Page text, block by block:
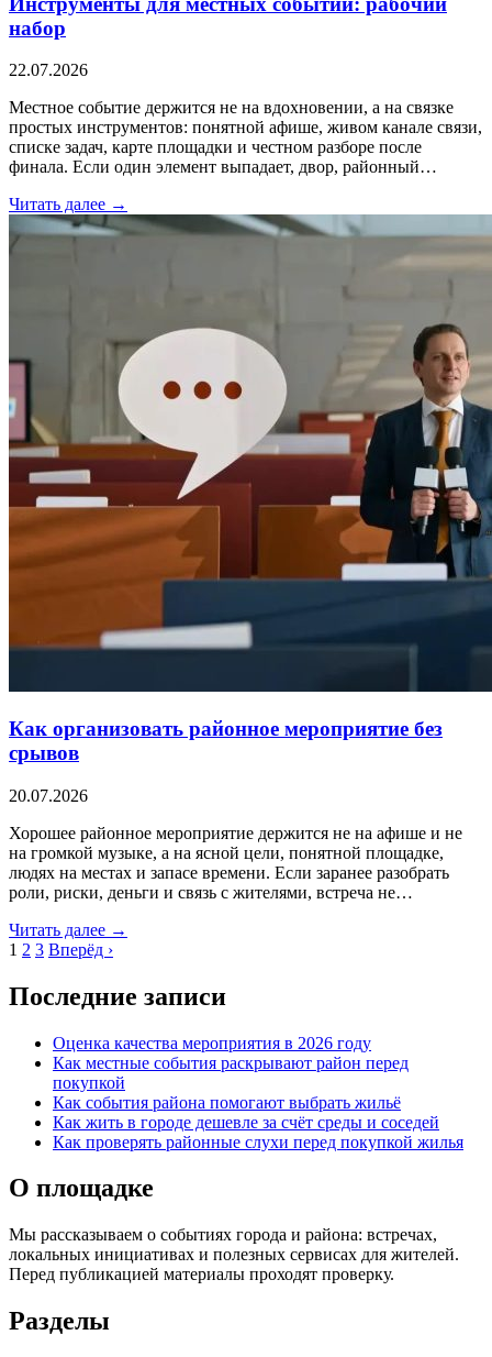
набор
22.07.2026
Местное событие держится не на вдохновении, а на связке
простых инструментов: понятной афише, живом канале связи,
списке задач, карте площадки и честном разборе после
финала. Если один элемент выпадает, двор, районный…
Читать далее →
Как организовать районное мероприятие без
срывов
20.07.2026
Хорошее районное мероприятие держится не на афише и не
на громкой музыке, а на ясной цели, понятной площадке,
людях на местах и запасе времени. Если заранее разобрать
роли, риски, деньги и связь с жителями, встреча не…
Читать далее →
1 2 3 Вперёд ›
Последние записи
Оценка качества мероприятия в 2026 году
Как местные события раскрывают район перед
покупкой
Как события района помогают выбрать жильё
Как жить в городе дешевле за счёт среды и соседей
Как проверять районные слухи перед покупкой жилья
О площадке
Мы рассказываем о событиях города и района: встречах,
локальных инициативах и полезных сервисах для жителей.
Перед публикацией материалы проходят проверку.
Разделы